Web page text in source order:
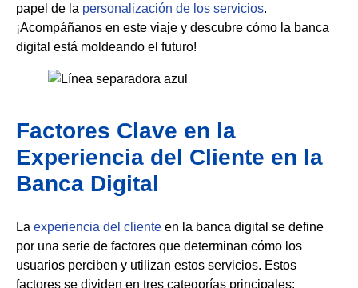
papel de la personalización de los servicios.
¡Acompáñanos en este viaje y descubre cómo la banca
digital está moldeando el futuro!
Factores Clave en la
Experiencia del Cliente en la
Banca Digital
La experiencia del cliente en la banca digital se define
por una serie de factores que determinan cómo los
usuarios perciben y utilizan estos servicios. Estos
factores se dividen en tres categorías principales: